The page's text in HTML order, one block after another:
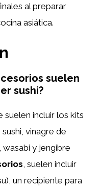
al preparar
asiática.
suelen
sushi?
suelen incluir los kits
vinagre de
wasabi y jengibre
, suelen incluir
un recipiente para